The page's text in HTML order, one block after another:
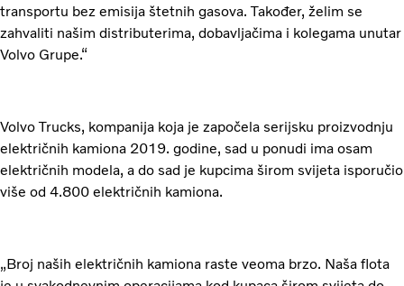
transportu bez emisija štetnih gasova. Također, želim se
zahvaliti našim distributerima, dobavljačima i kolegama unutar
Volvo Grupe.“
Volvo Trucks, kompanija koja je započela serijsku proizvodnju
električnih kamiona 2019. godine, sad u ponudi ima osam
električnih modela, a do sad je kupcima širom svijeta isporučio
više od 4.800 električnih kamiona.
„Broj naših električnih kamiona raste veoma brzo. Naša flota